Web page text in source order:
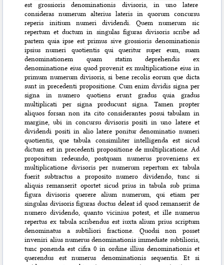
est grossioris denominationis divisoris, in uno latere
consideras numerum alterius lateris in quorum concursu
reperis initium numeri dividendi. Quem numerum sic
repertum et ductum in singulas figuras divisoris scribe ad
partem quia ipse est primus sive grossioris denominationis
ipsius numeri quotientis qui queritur super eum, suam
denominationem quam statim deprehendis ex
denominatione eius quod provenit ex multiplicatione eius in
primum numerum divisoris, si bene recolis eorum que dicta
sunt in precedenti propositione. Cum enim dividis signa per
signa in numero quotiens erunt gradus quia gradus
multiplicatiper signa producunt signa. Tamen propter
aliquos forsan non ita cito considerantes posui tabulam in
margine, ubi in concursu divisoris positi in uno latere et
dividendi positi in alio latere ponitur denominatio numeri
quotientis, que tabula consimiliter intelligenda est sicud
dictum est in precedenti propositione de multiplicatione. Ad
propositum redeundo, postquam numerus proveniens ex
multiplicatione divisoris per numerum repertum ex tabula
fuerit subtractus a proposito numero dividendo, tunc si
aliquis remanserit oportet sicud prius in tabula sub prima
figura divisoris querere alium numerum, qui etiam per
singulas divisoris figuras ductus deleat id quod remanserit de
numero dividendo, quanto vicinius potest, et ille numerus
repertus ex tabula scribendus est iuxta alium prius scriptum
denominatus a subtiliori fractione. Quodsi non posset
inveniri alius numerus denominationis immediate subtilioris,
tunc ponenda est cifra 0 in ordine illius denominationis et
querendus est numerus denominationis sequentis. Et si